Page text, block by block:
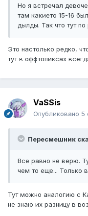
Но я встречал
там какието 15-16
дылды. Так что тут
Это настолько редко,
тут в оффтопиксах
VaSSis
Опубликовано 5
Пересмешник
Все равно не верю.
чем то еще... Только
Тут можно аналогию с
не знаю их разницу в